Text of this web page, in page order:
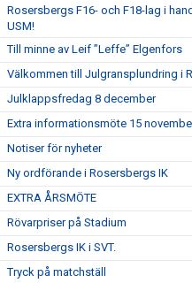
Rosersbergs F16- och F18-lag i
USM!
Till minne av Leif ”Leffe” Elgenfors
Välkommen till Julgransplundring i
Julklappsfredag 8 december
Extra informationsmöte 15
Notiser för nyheter
Ny ordförande i Rosersbergs IK
EXTRA ÅRSMÖTE
Rövarpriser på Stadium
Rosersbergs IK i SVT.
Tryck på matchställ